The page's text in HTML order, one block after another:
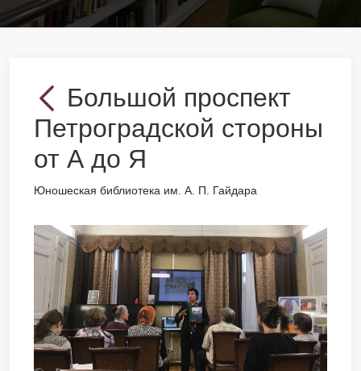
Большой проспект
Петроградской стороны
от А до Я
Юношеская библиотека им. А. П. Гайдара